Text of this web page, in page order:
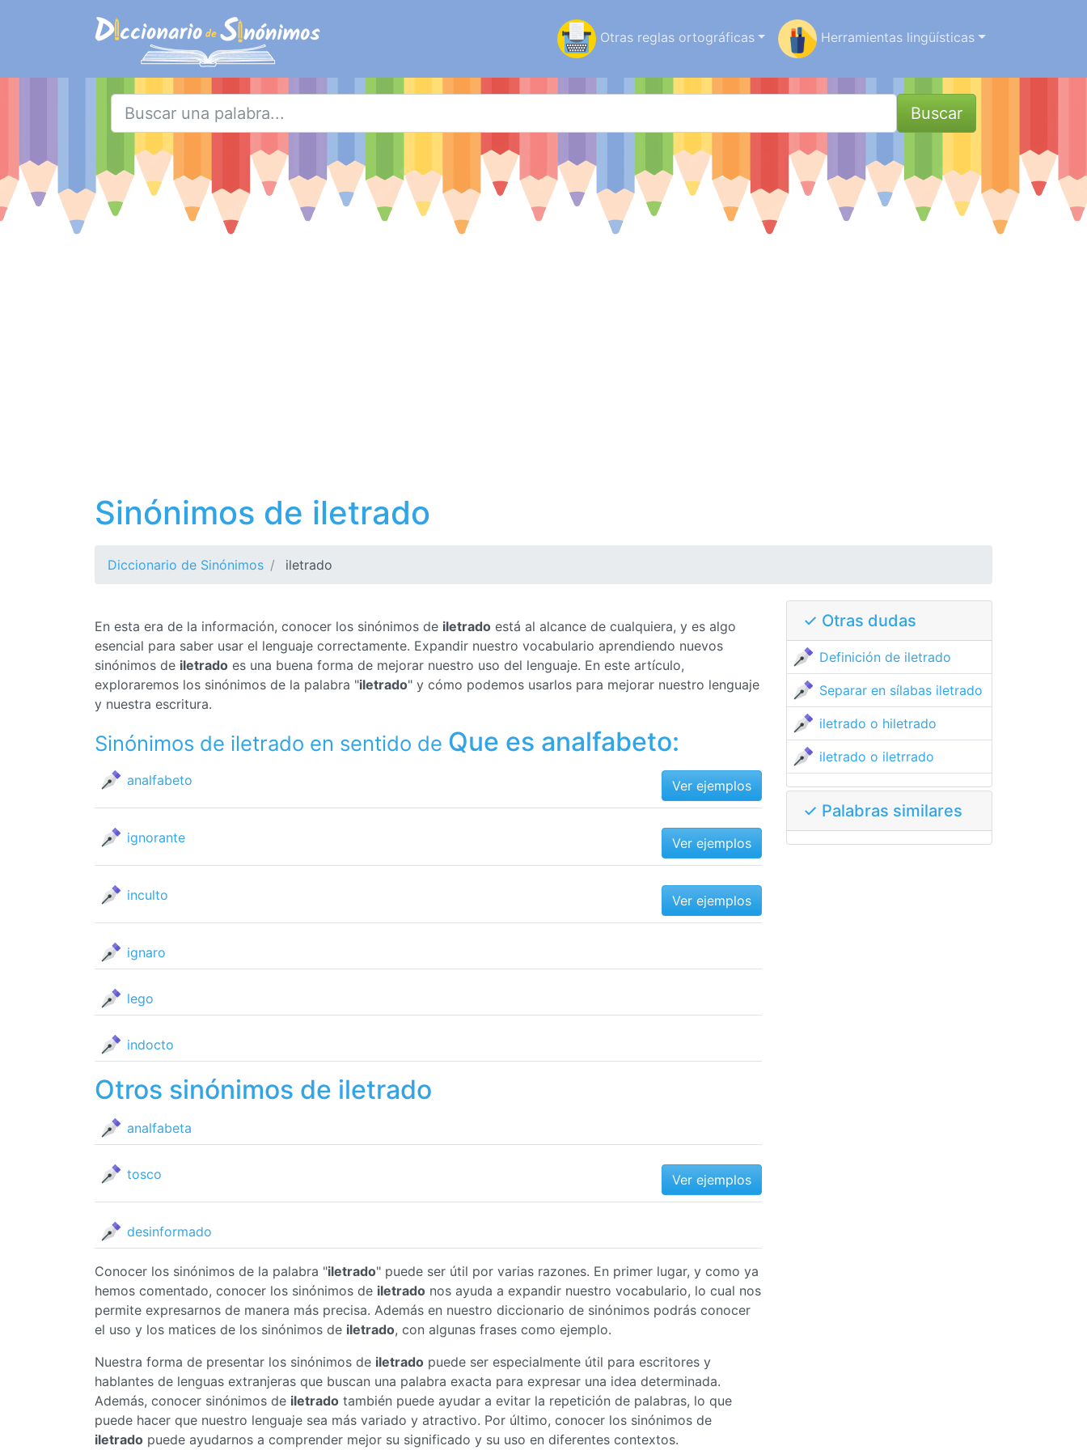
Otras reglas ortográficas Herramientas lingüísticas
Buscar
Sinónimos de iletrado
Diccionario de Sinónimos iletrado
En esta era de la información, conocer los sinónimos de iletrado está al alcance de cualquiera, y es algo
esencial para saber usar el lenguaje correctamente. Expandir nuestro vocabulario aprendiendo nuevos
sinónimos de iletrado es una buena forma de mejorar nuestro uso del lenguaje. En este artículo,
exploraremos los sinónimos de la palabra "iletrado" y cómo podemos usarlos para mejorar nuestro lenguaje
y nuestra escritura.
Sinónimos de iletrado en sentido de Que es analfabeto:
analfabeto Ver ejemplos
ignorante Ver ejemplos
inculto Ver ejemplos
ignaro
lego
indocto
Otros sinónimos de iletrado
analfabeta
tosco Ver ejemplos
desinformado
Conocer los sinónimos de la palabra "iletrado" puede ser útil por varias razones. En primer lugar, y como ya
hemos comentado, conocer los sinónimos de iletrado nos ayuda a expandir nuestro vocabulario, lo cual nos
permite expresarnos de manera más precisa. Además en nuestro diccionario de sinónimos podrás conocer
el uso y los matices de los sinónimos de iletrado, con algunas frases como ejemplo.
Nuestra forma de presentar los sinónimos de iletrado puede ser especialmente útil para escritores y
hablantes de lenguas extranjeras que buscan una palabra exacta para expresar una idea determinada.
Además, conocer sinónimos de iletrado también puede ayudar a evitar la repetición de palabras, lo que
puede hacer que nuestro lenguaje sea más variado y atractivo. Por último, conocer los sinónimos de
iletrado puede ayudarnos a comprender mejor su significado y su uso en diferentes contextos.
✓ Otras dudas
Definición de iletrado
Separar en sílabas iletrado
iletrado o hiletrado
iletrado o iletrrado
✓ Palabras similares